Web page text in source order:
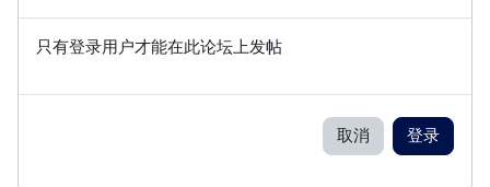
只有登录用户才能在此论坛上发帖
取消 登录